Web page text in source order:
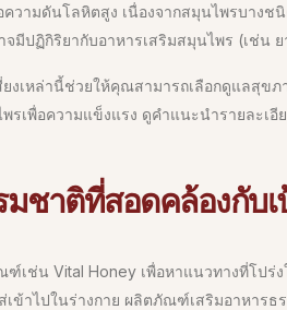
ความดันโลหิตสูง เนื่องจากสมุนไพรบางช
จมีปฏิกิริยากับอาหารเสริมสมุนไพร (เช่น
ยงเหล่านี้ช่วยให้คุณสามารถเลือกดูแลสุข
เพื่อความแข็งแรง ดูคำแนะนำรายละเอีย
มชาติที่สอดคล้องกับ
เช่น Vital Honey เพื่อหาแนวทางที่โปร่
เข้าไปในร่างกาย ผลิตภัณฑ์เสริมอาหาร